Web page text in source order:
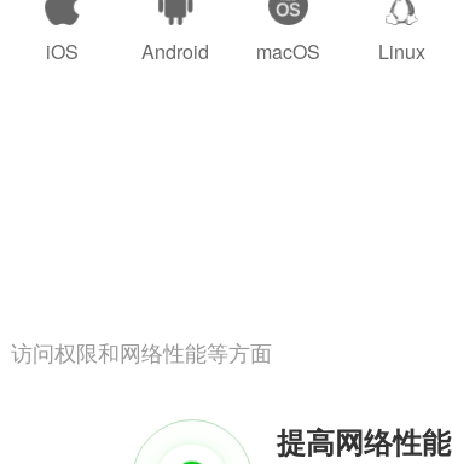
iOS Android macOS Linux
问权限和网络性能等方面
提高网络性能